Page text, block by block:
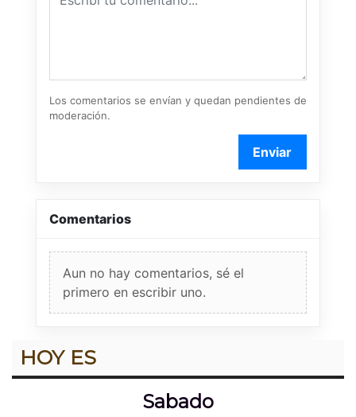
Los comentarios se envían y quedan pendientes de
moderación.
Enviar
Comentarios
Aun no hay comentarios, sé el
primero en escribir uno.
HOY ES
Sabado